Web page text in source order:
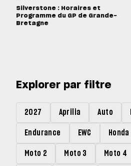
Silverstone : Horaires et
Programme du GP de Grande-
Bretagne
Explorer par filtre
2027 Aprilia Auto
Endurance EWC Honda
Moto 2 Moto 3 Moto 4